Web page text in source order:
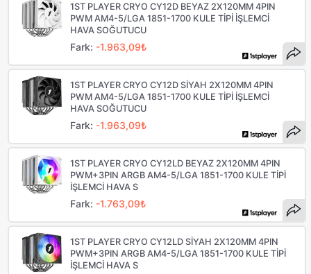
1ST PLAYER CRYO CY12D BEYAZ 2X120MM 4PIN
PWM AM4-5/LGA 1851-1700 KULE TİPİ İŞLEMCİ
HAVA SOĞUTUCU
Fark: -1.963,09₺
1ST PLAYER CRYO CY12D SİYAH 2X120MM 4PIN
PWM AM4-5/LGA 1851-1700 KULE TİPİ İŞLEMCİ
HAVA SOĞUTUCU
Fark: -1.963,09₺
1ST PLAYER CRYO CY12LD BEYAZ 2X120MM 4PIN
PWM+3PIN ARGB AM4-5/LGA 1851-1700 KULE TİPİ
İŞLEMCİ HAVA S
Fark: -1.763,09₺
1ST PLAYER CRYO CY12LD SİYAH 2X120MM 4PIN
PWM+3PIN ARGB AM4-5/LGA 1851-1700 KULE TİPİ
İŞLEMCİ HAVA S